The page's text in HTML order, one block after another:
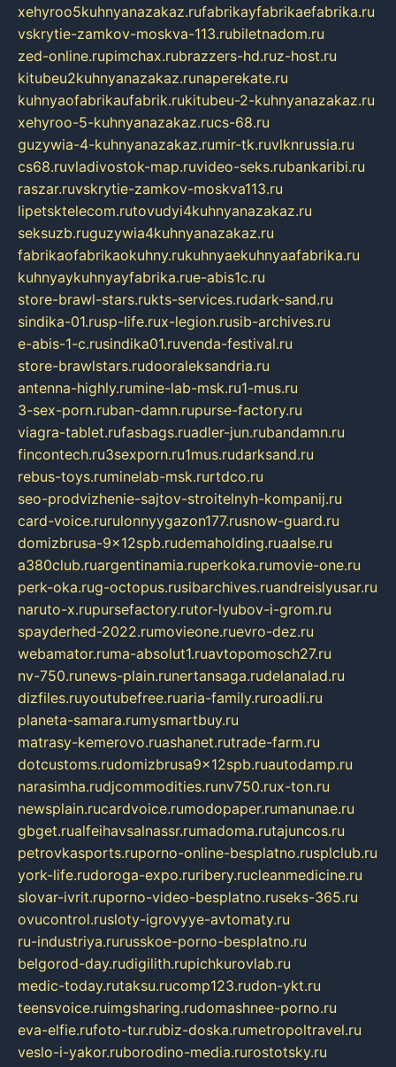
xehyroo5kuhnyanazakaz.rufabrikayfabrikaefabrika.ru
vskrytie-zamkov-moskva-113.rubiletnadom.ru
zed-online.rupimchax.rubrazzers-hd.ruz-host.ru
kitubeu2kuhnyanazakaz.runaperekate.ru
kuhnyaofabrikaufabrik.rukitubeu-2-kuhnyanazakaz.ru
xehyroo-5-kuhnyanazakaz.rucs-68.ru
guzywia-4-kuhnyanazakaz.rumir-tk.ruvlknrussia.ru
cs68.ruvladivostok-map.ruvideo-seks.rubankaribi.ru
raszar.ruvskrytie-zamkov-moskva113.ru
lipetsktelecom.rutovudyi4kuhnyanazakaz.ru
seksuzb.ruguzywia4kuhnyanazakaz.ru
fabrikaofabrikaokuhny.rukuhnyaekuhnyaafabrika.ru
kuhnyaykuhnyayfabrika.rue-abis1c.ru
store-brawl-stars.rukts-services.rudark-sand.ru
sindika-01.rusp-life.rux-legion.rusib-archives.ru
e-abis-1-c.rusindika01.ruvenda-festival.ru
store-brawlstars.rudooraleksandria.ru
antenna-highly.rumine-lab-msk.ru1-mus.ru
3-sex-porn.ruban-damn.rupurse-factory.ru
viagra-tablet.rufasbags.ruadler-jun.rubandamn.ru
fincontech.ru3sexporn.ru1mus.rudarksand.ru
rebus-toys.ruminelab-msk.rurtdco.ru
seo-prodvizhenie-sajtov-stroitelnyh-kompanij.ru
card-voice.rurulonnyygazon177.rusnow-guard.ru
domizbrusa-9x12spb.rudemaholding.ruaalse.ru
a380club.ruargentinamia.ruperkoka.rumovie-one.ru
perk-oka.rug-octopus.rusibarchives.ruandreislyusar.ru
naruto-x.rupursefactory.rutor-lyubov-i-grom.ru
spayderhed-2022.rumovieone.ruevro-dez.ru
webamator.ruma-absolut1.ruavtopomosch27.ru
nv-750.runews-plain.runertansaga.rudelanalad.ru
dizfiles.ruyoutubefree.ruaria-family.ruroadli.ru
planeta-samara.rumysmartbuy.ru
matrasy-kemerovo.ruashanet.rutrade-farm.ru
dotcustoms.rudomizbrusa9x12spb.ruautodamp.ru
narasimha.rudjcommodities.runv750.rux-ton.ru
newsplain.rucardvoice.rumodopaper.rumanunae.ru
gbget.rualfeihavsalnassr.rumadoma.rutajuncos.ru
petrovkasports.ruporno-online-besplatno.rusplclub.ru
york-life.rudoroga-expo.ruribery.rucleanmedicine.ru
slovar-ivrit.ruporno-video-besplatno.ruseks-365.ru
ovucontrol.rusloty-igrovyye-avtomaty.ru
ru-industriya.rurusskoe-porno-besplatno.ru
belgorod-day.rudigilith.rupichkurovlab.ru
medic-today.rutaksu.rucomp123.rudon-ykt.ru
teensvoice.ruimgsharing.rudomashnee-porno.ru
eva-elfie.rufoto-tur.rubiz-doska.rumetropoltravel.ru
veslo-i-yakor.ruborodino-media.rurostotsky.ru